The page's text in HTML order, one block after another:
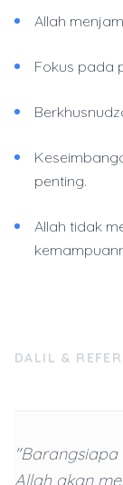
Allah
Fokus pada
penting.
Allah tidak
DALIL &
Allah akan